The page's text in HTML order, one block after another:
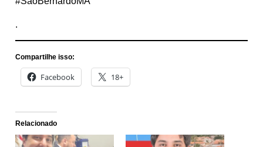
.
Compartilhe isso:
Facebook 18+
Relacionado